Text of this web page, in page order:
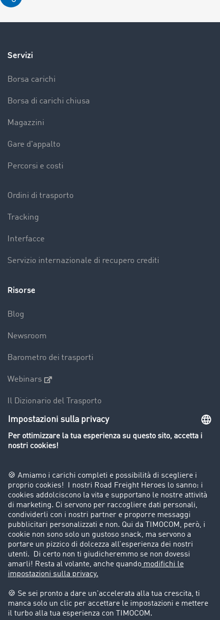
Servizi
Borsa carichi
Borsa di carichi chiusa
Magazzini
Gare d'appalto
Percorsi e costi
Ordini di trasporto
Tracking
Interfacce
Servizio internazionale di recupero crediti
Risorse
Blog
Newsroom
Barometro dei trasporti
Webinars
Il Dizionario del Trasporto
Panoramica della borsa di carichi
Divieti di circolazione per mezzi pesanti
Azienda
Porta un nuovo cliente
Storie di successo
Informazioni legali
Note legali
Trattamento dei dati